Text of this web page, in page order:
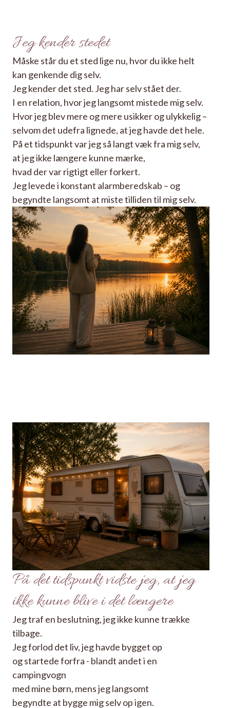
Jeg kender stedet
Måske står du et sted lige nu, hvor du ikke helt
kan genkende dig selv.
Jeg kender det sted. Jeg har selv stået der.
I en relation, hvor jeg langsomt mistede mig selv.
Hvor jeg blev mere og mere usikker og ulykkelig –
selvom det udefra lignede, at jeg havde det hele.
På et tidspunkt var jeg så langt væk fra mig selv,
at jeg ikke længere kunne mærke,
hvad der var rigtigt eller forkert.
Jeg levede i konstant alarmberedskab – og
begyndte langsomt at miste tilliden til mig selv.
På det tidspunkt vidste jeg, at jeg
ikke kunne blive i det længere
Jeg traf en beslutning, jeg ikke kunne trække
tilbage.
Jeg forlod det liv, jeg havde bygget op
og startede forfra - blandt andet i en
campingvogn
med mine børn, mens jeg langsomt
begyndte at bygge mig selv op igen.